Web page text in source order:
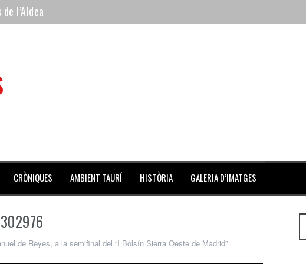
l’Aldea
premiado como el novillo más bravo en San Adrián
CRÒNIQUES AMBIENT TAURÍ HISTÒRIA GALERIA D’IMATGES
de Reyes, a la semifinal del “I Bolsín Sierra Oeste de Madrid”